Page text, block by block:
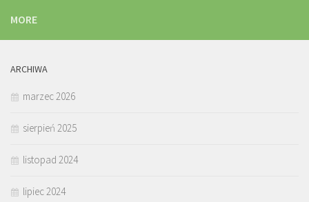
MORE
ARCHIWA
marzec 2026
sierpień 2025
listopad 2024
lipiec 2024